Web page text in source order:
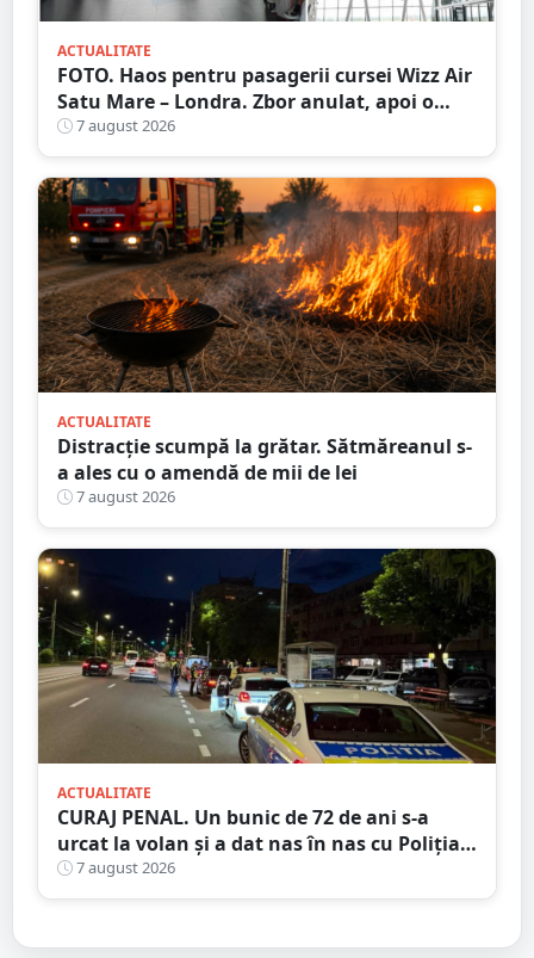
ACTUALITATE
FOTO. Haos pentru pasagerii cursei Wizz Air
Satu Mare – Londra. Zbor anulat, apoi o
nouă întârziere. Fără explicații clare
7 august 2026
ACTUALITATE
Distracție scumpă la grătar. Sătmăreanul s-
a ales cu o amendă de mii de lei
7 august 2026
ACTUALITATE
CURAJ PENAL. Un bunic de 72 de ani s-a
urcat la volan și a dat nas în nas cu Poliția
Satu Mare
7 august 2026